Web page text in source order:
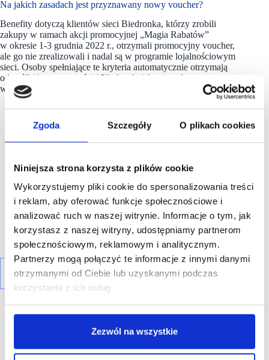
Zgoda Szczegóły O plikach cookies
Niniejsza strona korzysta z plików cookie
Wykorzystujemy pliki cookie do spersonalizowania treści
i reklam, aby oferować funkcje społecznościowe i
analizować ruch w naszej witrynie. Informacje o tym, jak
korzystasz z naszej witryny, udostępniamy partnerom
społecznościowym, reklamowym i analitycznym.
Partnerzy mogą połączyć te informacje z innymi danymi
otrzymanymi od Ciebie lub uzyskanymi podczas
korzystania z ich usług.
Zezwól na wszystkie
Na jakich zasadach jest przyznawany nowy voucher?
Benefity dotyczą klientów sieci Biedronka, którzy zrobili
zakupy w ramach akcji promocyjnej „Magia Rabatów”
w okresie 1-3 grudnia 2022 r., otrzymali promocyjny voucher,
ale go nie zrealizowali i nadal są w programie lojalnościowym
sieci. Osoby spełniające te kryteria automatycznie otrzymają
od spółki bon o wartości 150 zł za każdy niewykorzystany
wcześniej voucher, który będzie:
w ciągu 14 dni od dnia uprawomocnienia się decyzji;
oferowane w sklepach sieci Biedronka (z wyłączeniem
preparatów początkowego żywienia niemowląt
telefonów i kart podarunkowych) w ramach
jednorazowych zakupów;
nie będzie podlegał wymianie na gotówkę;
będzie ważny rok od dnia jego wydania.